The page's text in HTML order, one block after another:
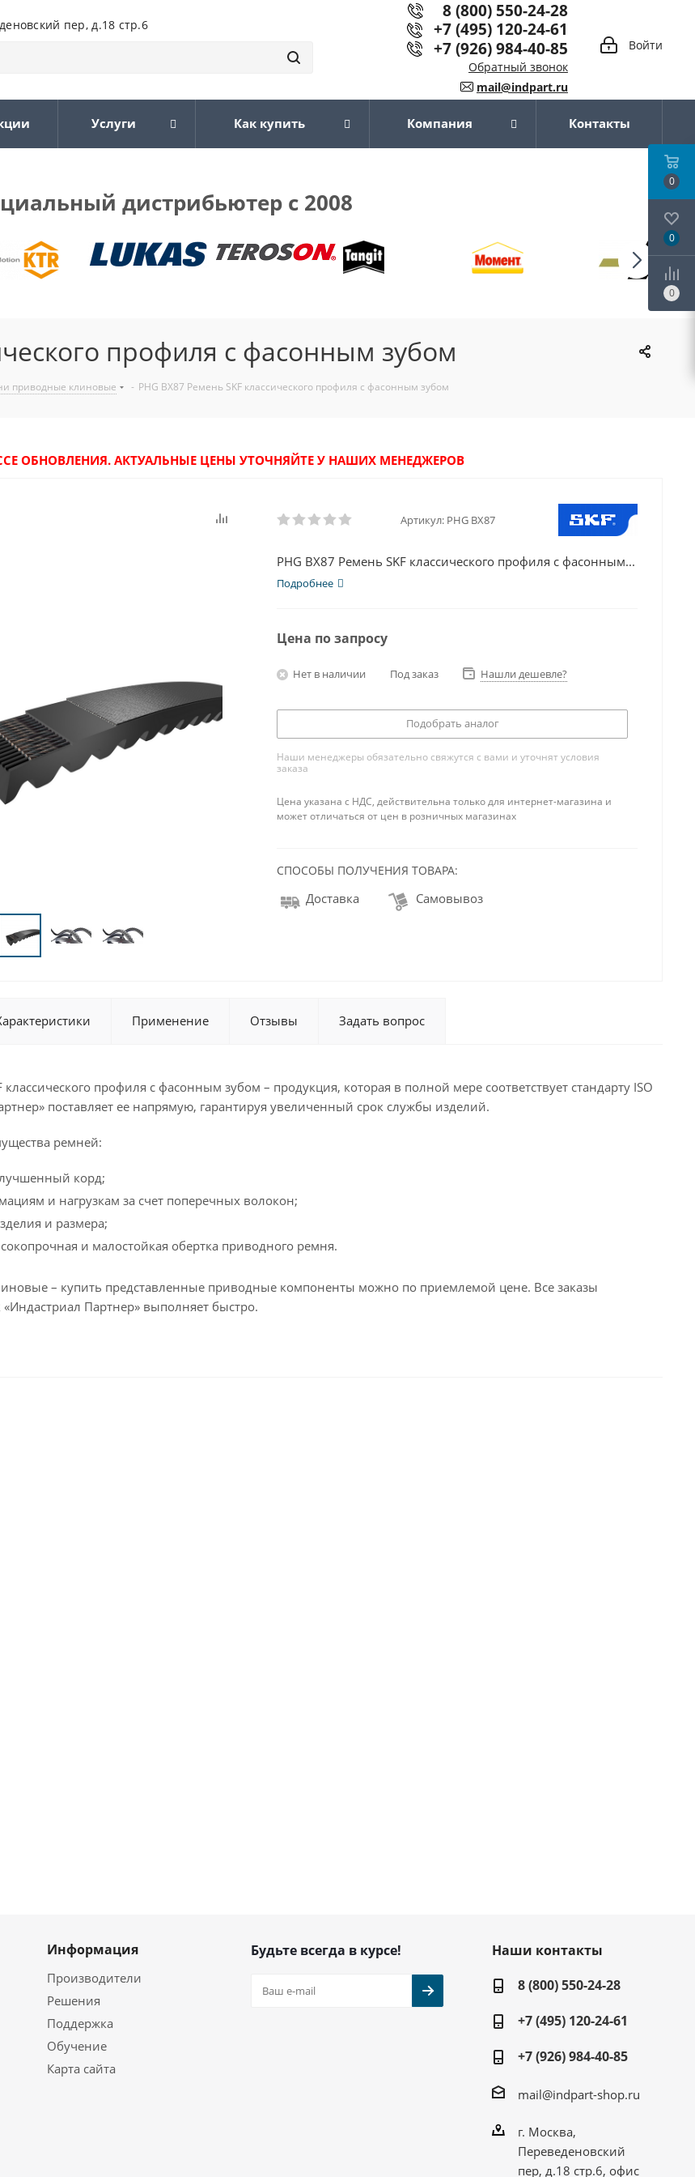
пер, д.18 стр.6
Войти
8 (800) 550-24-28
+7 (495) 120-24-61
+7 (926) 984-40-85
Обратный звонок
mail@indpart.ru
Услуги Как купить Компания Контакты
дистрибьютер с 2008
профиля с фасонным зубом
приводные клиновые - PHG BX87 Ремень SKF классического профиля с фасонным зубом
ОБНОВЛЕНИЯ. АКТУАЛЬНЫЕ ЦЕНЫ УТОЧНЯЙТЕ У НАШИХ МЕНЕДЖЕРОВ
Артикул: PHG BX87
PHG BX87 Ремень SKF классического профиля с фасонным...
Подробнее
Цена по запросу
Нет в наличии Под заказ Нашли дешевле?
Подобрать аналог
Наши менеджеры обязательно свяжутся с вами и уточнят условия
заказа
Цена указана с НДС, действительна только для интернет-магазина и
может отличаться от цен в розничных магазинах
СПОСОБЫ ПОЛУЧЕНИЯ ТОВАРА:
Доставка Самовывоз
Применение Отзывы Задать вопрос
классического профиля с фасонным зубом – продукция, которая в полной мере соответствует стандарту ISO
поставляет ее напрямую, гарантируя увеличенный срок службы изделий.
ремней:
корд;
и нагрузкам за счет поперечных волокон;
и размера;
и малостойкая обертка приводного ремня.
– купить представленные приводные компоненты можно по приемлемой цене. Все заказы
Партнер» выполняет быстро.
Информация
Производители
Решения
Поддержка
Обучение
Карта сайта
Будьте всегда в курсе!
Наши контакты
8 (800) 550-24-28
+7 (495) 120-24-61
+7 (926) 984-40-85
mail@indpart-shop.ru
г. Москва,
Переведеновский
пер, д.18 стр.6, офис
0
0
0